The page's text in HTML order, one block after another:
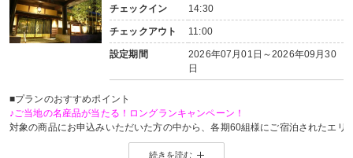
チェックイン 14:30
チェックアウト 11:00
設定期間
2026年07月01日～2026年09月30
日
■プランのおすすめポイント
♪ご当地の名産品が当たる！ロングランキャンペーン！
対象の商品にお申込みいただいた方の中から、各期60組様にご宿泊されたエリ
※当選した方には各期終了後の翌月中旬頃にメールにてご連絡いたします。
当選した場合は、ご当地名産品発送のため、お客様の氏名・住所・電話番号
続きを読む